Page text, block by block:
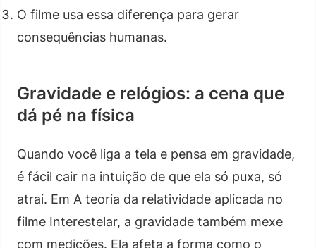
O filme usa essa diferença para gerar
consequências humanas.
Gravidade e relógios: a cena que
dá pé na física
Quando você liga a tela e pensa em gravidade,
é fácil cair na intuição de que ela só puxa, só
atrai. Em A teoria da relatividade aplicada no
filme Interestelar, a gravidade também mexe
com medições. Ela afeta a forma como o